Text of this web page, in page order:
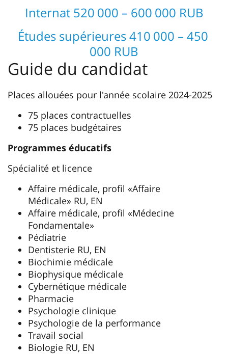
Internat 520 000 – 600 000 RUB
Études supérieures 410 000 – 450
000 RUB
Guide du candidat
Places allouées pour l'année scolaire 2024-2025
75 places contractuelles
75 places budgétaires
Programmes éducatifs
Spécialité et licence
Affaire médicale, profil «Affaire
Médicale» RU, EN
Affaire médicale, profil «Médecine
Fondamentale»
Pédiatrie
Dentisterie RU, EN
Biochimie médicale
Biophysique médicale
Cybernétique médicale
Pharmacie
Psychologie clinique
Psychologie de la performance
Travail social
Biologie RU, EN